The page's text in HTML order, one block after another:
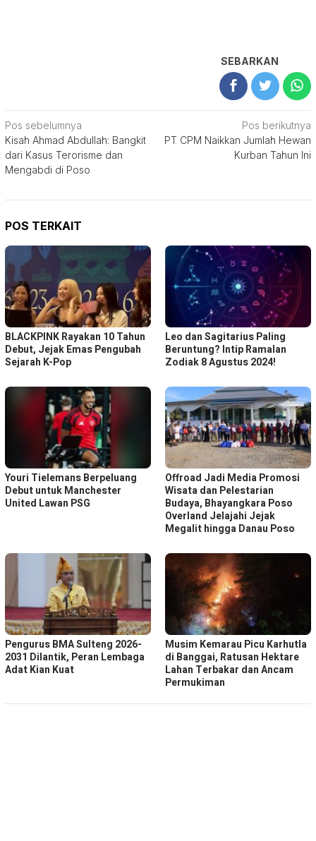
SEBARKAN
Navigasi
pos
Pos sebelumnya
Kisah Ahmad Abdullah: Bangkit
dari Kasus Terorisme dan
Mengabdi di Poso
Pos berikutnya
PT CPM Naikkan Jumlah Hewan
Kurban Tahun Ini
POS TERKAIT
BLACKPINK Rayakan 10 Tahun
Debut, Jejak Emas Pengubah
Sejarah K-Pop
Leo dan Sagitarius Paling
Beruntung? Intip Ramalan
Zodiak 8 Agustus 2024!
Youri Tielemans Berpeluang
Debut untuk Manchester
United Lawan PSG
Offroad Jadi Media Promosi
Wisata dan Pelestarian
Budaya, Bhayangkara Poso
Overland Jelajahi Jejak
Megalit hingga Danau Poso
Pengurus BMA Sulteng 2026-
2031 Dilantik, Peran Lembaga
Adat Kian Kuat
Musim Kemarau Picu Karhutla
di Banggai, Ratusan Hektare
Lahan Terbakar dan Ancam
Permukiman